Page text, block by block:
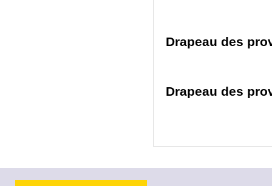
Drapeau des
Drapeau des